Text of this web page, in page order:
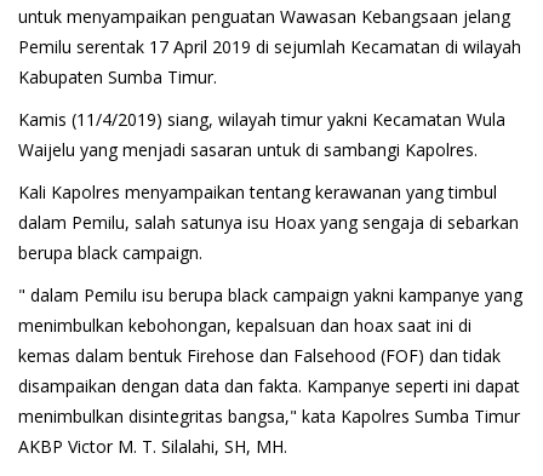
untuk menyampaikan penguatan Wawasan Kebangsaan jelang
Pemilu serentak 17 April 2019 di sejumlah Kecamatan di wilayah
Kabupaten Sumba Timur.
Kamis (11/4/2019) siang, wilayah timur yakni Kecamatan Wula
Waijelu yang menjadi sasaran untuk di sambangi Kapolres.
Kali Kapolres menyampaikan tentang kerawanan yang timbul
dalam Pemilu, salah satunya isu Hoax yang sengaja di sebarkan
berupa black campaign.
" dalam Pemilu isu berupa black campaign yakni kampanye yang
menimbulkan kebohongan, kepalsuan dan hoax saat ini di
kemas dalam bentuk Firehose dan Falsehood (FOF) dan tidak
disampaikan dengan data dan fakta. Kampanye seperti ini dapat
menimbulkan disintegritas bangsa," kata Kapolres Sumba Timur
AKBP Victor M. T. Silalahi, SH, MH.